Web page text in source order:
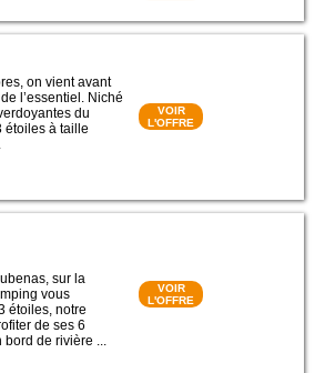
on vient avant
l’essentiel. Niché
du
étoiles à taille
VOIR
L'OFFRE
sur la
vous
étoiles, notre
de ses 6
bord de rivière ...
VOIR
L'OFFRE